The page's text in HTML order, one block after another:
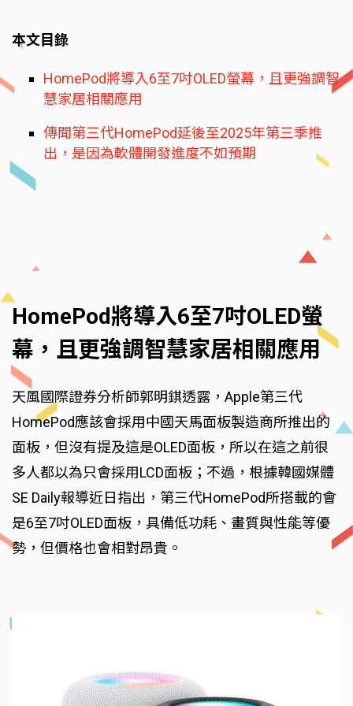
本文目錄
HomePod將導入6至7吋OLED螢幕，且更強調智
慧家居相關應用
傳聞第三代HomePod延後至2025年第三季推
出，是因為軟體開發進度不如預期
HomePod將導入6至7吋OLED螢
幕，且更強調智慧家居相關應用
天風國際證券分析師郭明錤透露，Apple第三代
HomePod應該會採用中國天馬面板製造商所推出的
面板，但沒有提及這是OLED面板，所以在這之前很
多人都以為只會採用LCD面板；不過，根據韓國媒體
SE Daily報導近日指出，第三代HomePod所搭載的會
是6至7吋OLED面板，具備低功耗、畫質與性能等優
勢，但價格也會相對昂貴。